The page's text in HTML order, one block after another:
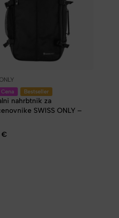
Bestseller
nahrbtnik za
SWISS ONLY –
€